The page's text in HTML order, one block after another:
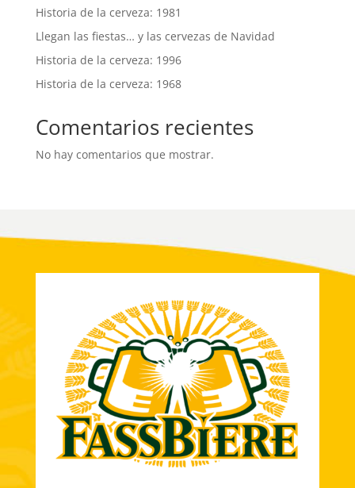
Historia de la cerveza: 1981
Llegan las fiestas… y las cervezas de Navidad
Historia de la cerveza: 1996
Historia de la cerveza: 1968
Comentarios recientes
No hay comentarios que mostrar.